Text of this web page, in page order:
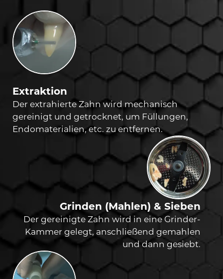
Extraktion
Der extrahierte Zahn wird mechanisch
gereinigt und getrocknet, um Füllungen,
Endomaterialien, etc. zu entfernen.
Grinden (Mahlen) & Sieben
Der gereinigte Zahn wird in eine Grinder-
Kammer gelegt, anschließend gemahlen
und dann gesiebt.